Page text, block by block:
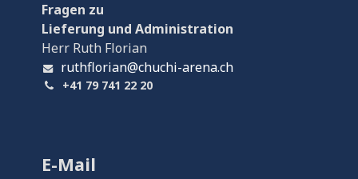
Fragen zu
Lieferung und Administration
Herr Ruth Florian
ruthflorian@chuchi-arena.ch
+41 79 741 22 20
E-Mail